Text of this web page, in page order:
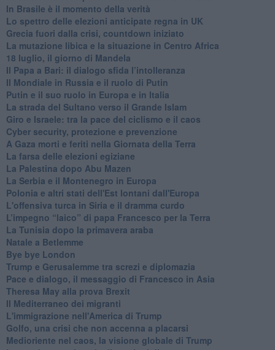
In Brasile è il momento della verità
Lo spettro delle elezioni anticipate regna in UK
Grecia fuori dalla crisi, countdown iniziato
La mutazione libica e la situazione in Centro Africa
18 luglio, il giorno di Mandela
Il Papa a Bari: il dialogo sfida l’intolleranza
Il Mondiale in Russia e il ruolo di Putin
Putin e il suo ruolo in Europa e in Italia
La strada del Sultano verso il Grande Islam
Giro e Israele: tra la pace del ciclismo e il caos
Cyber security, protezione e prevenzione
A Gaza morti e feriti nella Giornata della Terra
La farsa delle elezioni egiziane
La Palestina dopo Abu Mazen
La Serbia e il Montenegro in Europa
Polonia e altri stati dell'Est lontani dall'Europa
L'offensiva turca in Siria e il dramma curdo
L’impegno “laico” di papa Francesco per la Terra
La Tunisia dopo la primavera araba
Natale a Betlemme
Bye bye London
Trump e Gerusalemme tra screzi e diplomazia
Pace e dialogo, il messaggio di Francesco in Asia
Theresa May alla prova Brexit
Il Mediterraneo dei migranti
L'immigrazione nell'America di Trump
Golfo, una crisi che non accenna a placarsi
Medioriente nel caos, la visione globale di Trump